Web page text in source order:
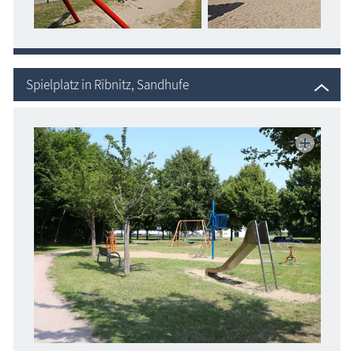
Spielplatz in Ribnitz, Sandhufe